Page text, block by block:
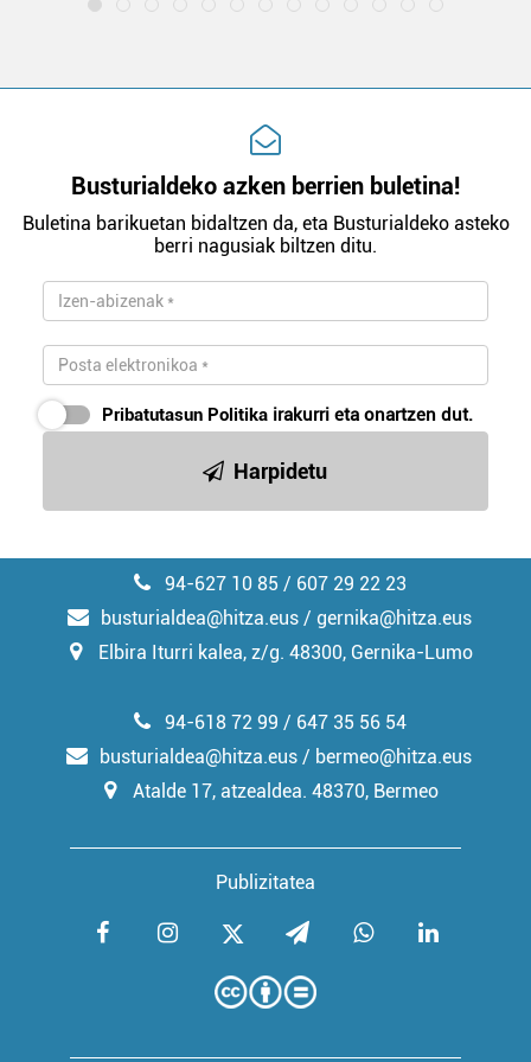
Busturialdeko azken berrien buletina!
Buletina barikuetan bidaltzen da, eta Busturialdeko asteko
berri nagusiak biltzen ditu.
Pribatutasun Politika irakurri eta onartzen dut.
Harpidetu
94-627 10 85 / 607 29 22 23
busturialdea@hitza.eus / gernika@hitza.eus
Elbira Iturri kalea, z/g. 48300, Gernika-Lumo
Publizitatea
94-618 72 99 / 647 35 56 54
busturialdea@hitza.eus / bermeo@hitza.eus
Atalde 17, atzealdea. 48370, Bermeo